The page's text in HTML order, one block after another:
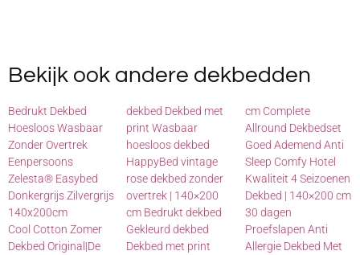
Bekijk ook andere dekbedden
Bedrukt Dekbed
Hoesloos Wasbaar
Zonder Overtrek
Eenpersoons
Zelesta® Easybed
Donkergrijs Zilvergrijs
140x200cm
Cool Cotton Zomer
Dekbed Original|De
dekbed Dekbed met
print Wasbaar
hoesloos dekbed
HappyBed vintage
rose dekbed zonder
overtrek | 140×200
cm Bedrukt dekbed
Gekleurd dekbed
Dekbed met print
cm Complete
Allround Dekbedset
Goed Ademend Anti
Sleep Comfy Hotel
Kwaliteit 4 Seizoenen
Dekbed | 140×200 cm
30 dagen
Proefslapen Anti
Allergie Dekbed Met